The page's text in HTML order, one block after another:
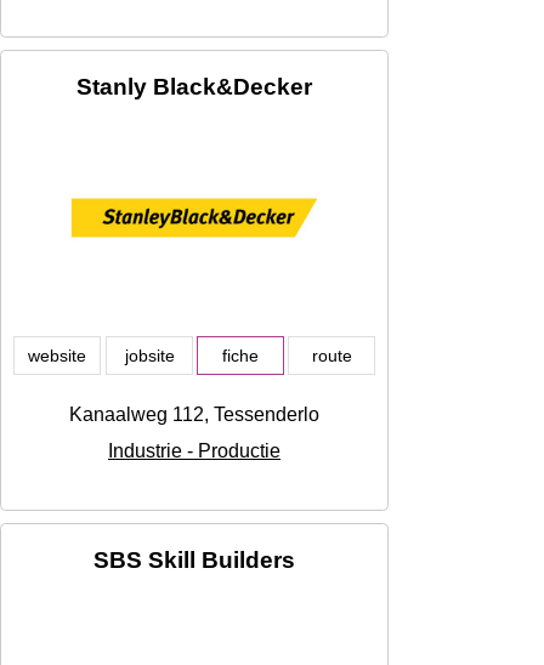
Stanly Black&Decker
website jobsite fiche route
Kanaalweg 112, Tessenderlo
Industrie - Productie
SBS Skill Builders